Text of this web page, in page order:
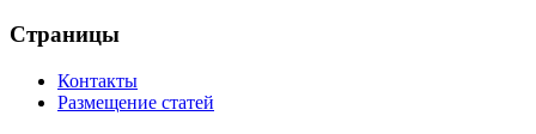
Страницы
Контакты
Размещение статей